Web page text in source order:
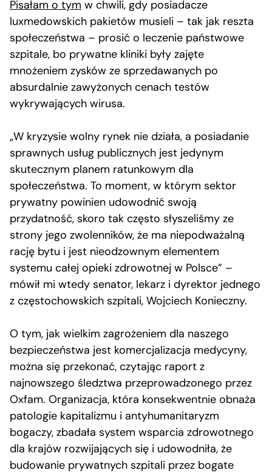
Pisałam o tym w chwili, gdy posiadacze
luxmedowskich pakietów musieli – tak jak reszta
społeczeństwa – prosić o leczenie państwowe
szpitale, bo prywatne kliniki były zajęte
mnożeniem zysków ze sprzedawanych po
absurdalnie zawyżonych cenach testów
wykrywających wirusa.
„W kryzysie wolny rynek nie działa, a posiadanie
sprawnych usług publicznych jest jedynym
skutecznym planem ratunkowym dla
społeczeństwa. To moment, w którym sektor
prywatny powinien udowodnić swoją
przydatność, skoro tak często słyszeliśmy ze
strony jego zwolenników, że ma niepodważalną
rację bytu i jest nieodzownym elementem
systemu całej opieki zdrowotnej w Polsce” –
mówił mi wtedy senator, lekarz i dyrektor jednego
z częstochowskich szpitali, Wojciech Konieczny.
O tym, jak wielkim zagrożeniem dla naszego
bezpieczeństwa jest komercjalizacja medycyny,
można się przekonać, czytając raport z
najnowszego śledztwa przeprowadzonego przez
Oxfam. Organizacja, która konsekwentnie obnaża
patologie kapitalizmu i antyhumanitaryzm
bogaczy, zbadała system wsparcia zdrowotnego
dla krajów rozwijających się i udowodniła, że
budowanie prywatnych szpitali przez bogate